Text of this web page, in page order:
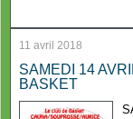
11 avril 2018
SAMEDI 14
BASKET